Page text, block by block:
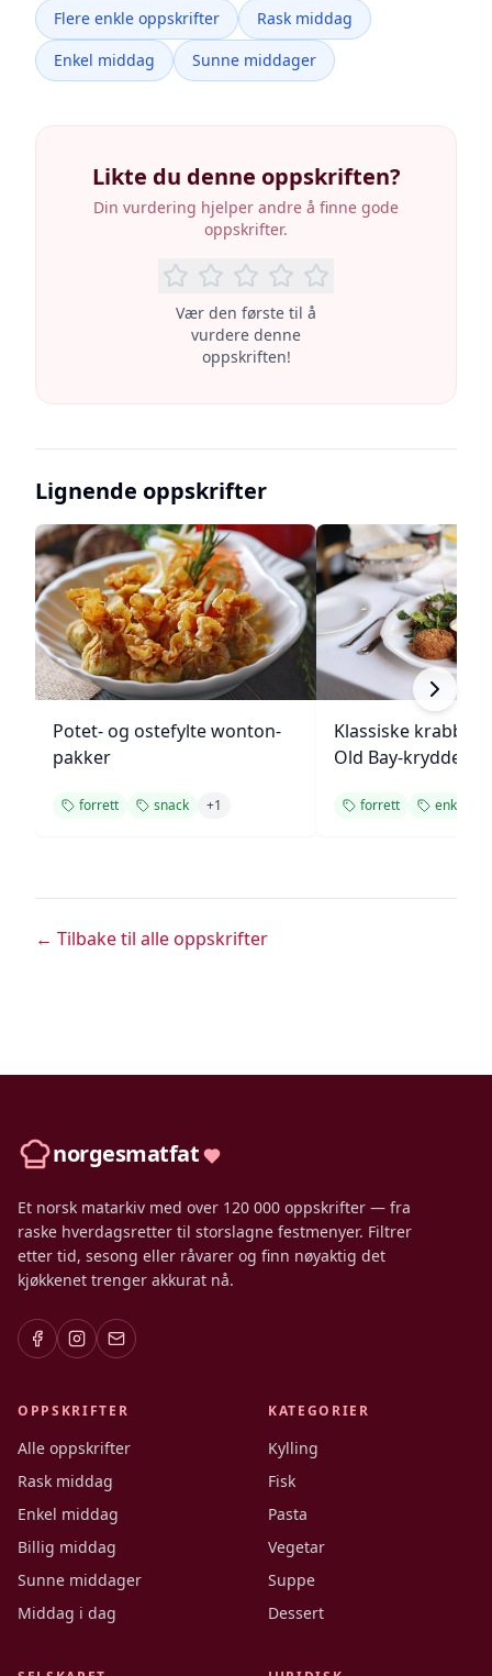
Flere enkle oppskrifter
Rask middag
Enkel middag
Sunne middager
Likte du denne oppskriften?
Din vurdering hjelper andre å finne gode
oppskrifter.
Vær den første til å
vurdere denne
oppskriften!
Lignende oppskrifter
Potet- og ostefylte wonton-
pakker
forrett snack +1
Klassiske
Old Bay-krydder
forrett enkel
← Tilbake til alle oppskrifter
norgesmatfat
Et norsk matarkiv med over 120 000 oppskrifter — fra
raske hverdagsretter til storslagne festmenyer. Filtrer
etter tid, sesong eller råvarer og finn nøyaktig det
kjøkkenet trenger akkurat nå.
OPPSKRIFTER
Alle oppskrifter
Rask middag
Enkel middag
Billig middag
Sunne middager
Middag i dag
KATEGORIER
Kylling
Fisk
Pasta
Vegetar
Suppe
Dessert